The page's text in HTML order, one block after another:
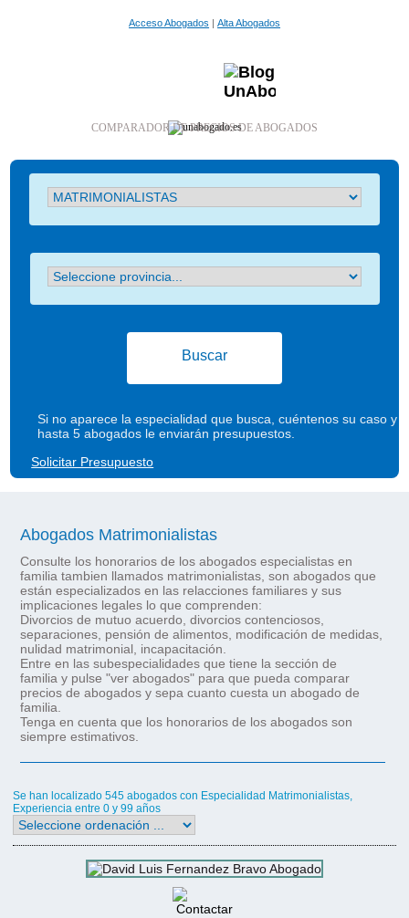
Acceso Abogados |Alta Abogados
COMPARADOR DE PRECIOS DE ABOGADOS
Buscar
Si no aparece la especialidad que busca, cuéntenos su caso y
hasta 5 abogados le enviarán presupuestos.
Solicitar Presupuesto
Abogados Matrimonialistas
Consulte los honorarios de los abogados especialistas en
familia tambien llamados matrimonialistas, son abogados que
están especializados en las relacciones familiares y sus
implicaciones legales lo que comprenden:
Divorcios de mutuo acuerdo, divorcios contenciosos,
separaciones, pensión de alimentos, modificación de medidas,
nulidad matrimonial, incapacitación.
Entre en las subespecialidades que tiene la sección de
familia y pulse "ver abogados" para que pueda comparar
precios de abogados y sepa cuanto cuesta un abogado de
familia.
Tenga en cuenta que los honorarios de los abogados son
siempre estimativos.
Se han localizado 545 abogados con Especialidad Matrimonialistas,
Experiencia entre 0 y 99 años